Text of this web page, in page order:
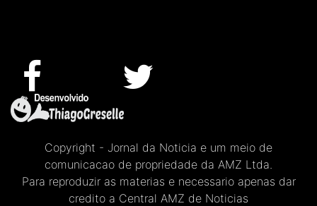
Copyright - Jornal da Noticia e um meio de
comunicacao de propriedade da AMZ Ltda.
Para reproduzir as materias e necessario apenas dar
credito a Central AMZ de Noticias